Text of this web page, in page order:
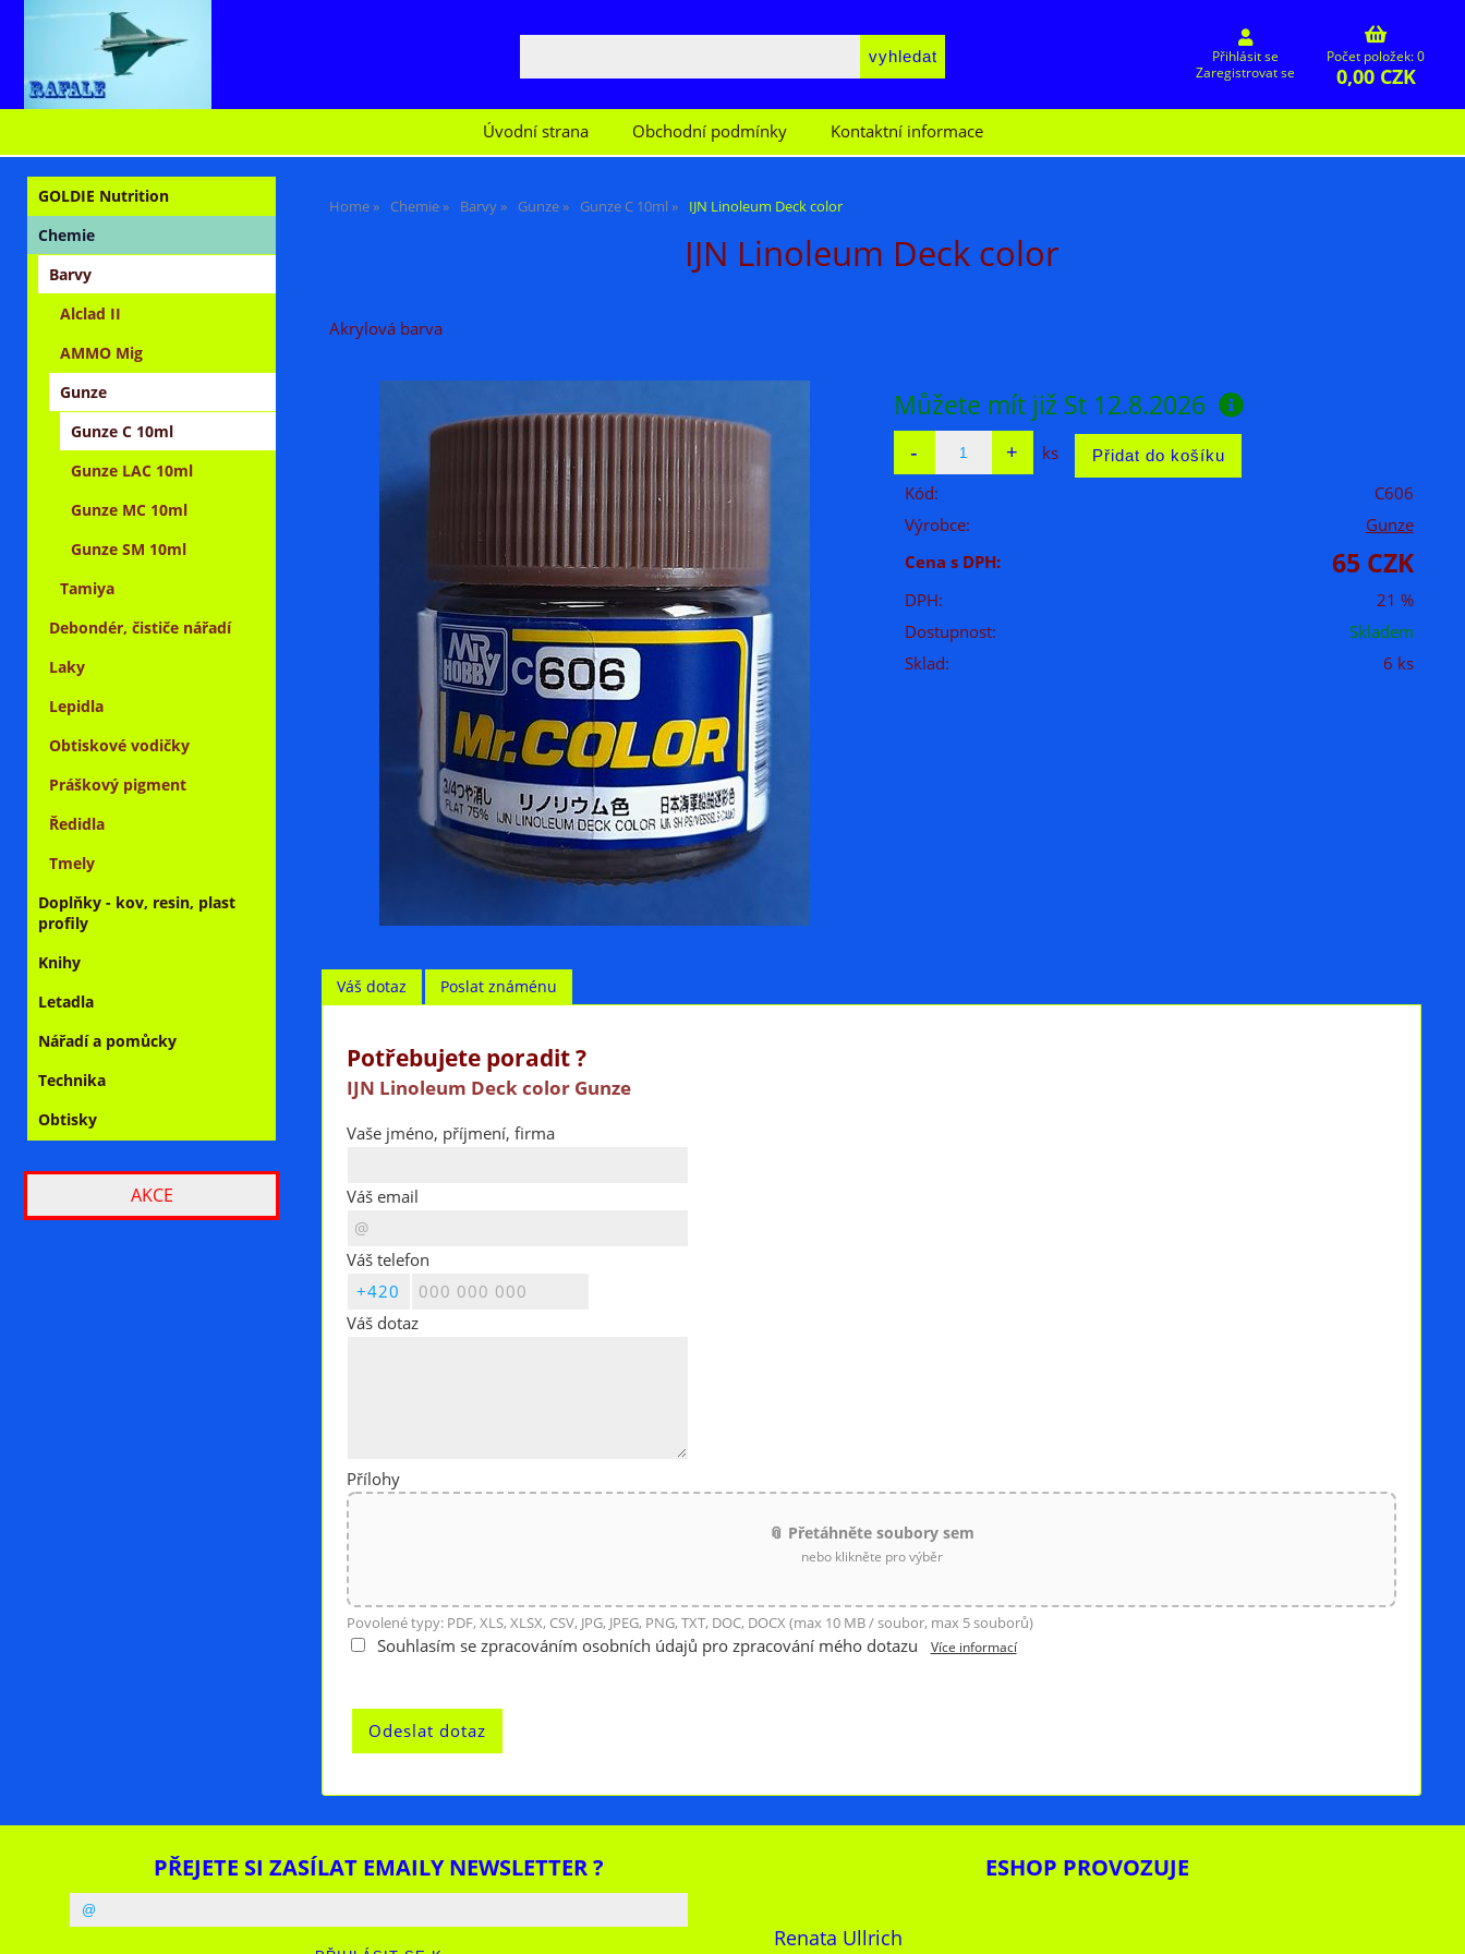
Přihlásit se
Zaregistrovat se
Počet položek: 0
0,00 CZK
Úvodní strana Obchodní podmínky Kontaktní informace
Home Chemie Barvy Gunze Gunze C 10ml IJN Linoleum Deck color
IJN Linoleum Deck color
Akrylová barva
Můžete mít již St 12.8.2026
ks
Kód:
C606
Výrobce:
Gunze
Cena s DPH:
65 CZK
DPH:
21 %
Dostupnost:
Skladem
Sklad:
6 ks
Váš dotaz Poslat známénu
Potřebujete poradit ?
IJN Linoleum Deck color Gunze
Vaše jméno, příjmení, firma
Váš email
Váš telefon
Váš dotaz
Přílohy
📎 Přetáhněte soubory sem
nebo klikněte pro výběr
Povolené typy: PDF, XLS, XLSX, CSV, JPG, JPEG, PNG, TXT, DOC, DOCX (max 10 MB / soubor, max 5 souborů)
Souhlasím se zpracováním osobních údajů pro zpracování mého dotazu Více informací
GOLDIE Nutrition
Chemie
Barvy
Alclad II
AMMO Mig
Gunze
Gunze C 10ml
Gunze LAC 10ml
Gunze MC 10ml
Gunze SM 10ml
Tamiya
Debondér, čističe nářadí
Laky
Lepidla
Obtiskové vodičky
Práškový pigment
Ředidla
Tmely
Doplňky - kov, resin, plast
profily
Knihy
Letadla
Nářadí a pomůcky
Technika
Obtisky
AKCE
PŘEJETE SI ZASÍLAT EMAILY NEWSLETTER ? ESHOP PROVOZUJE
Renata Ullrich